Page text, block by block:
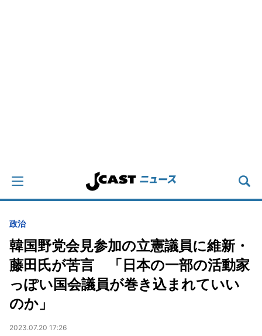
政治
韓国野党会見参加の立憲議員に維新・
藤田氏が苦言 「日本の一部の活動家
っぽい国会議員が巻き込まれていい
のか」
2023.07.20 17:26